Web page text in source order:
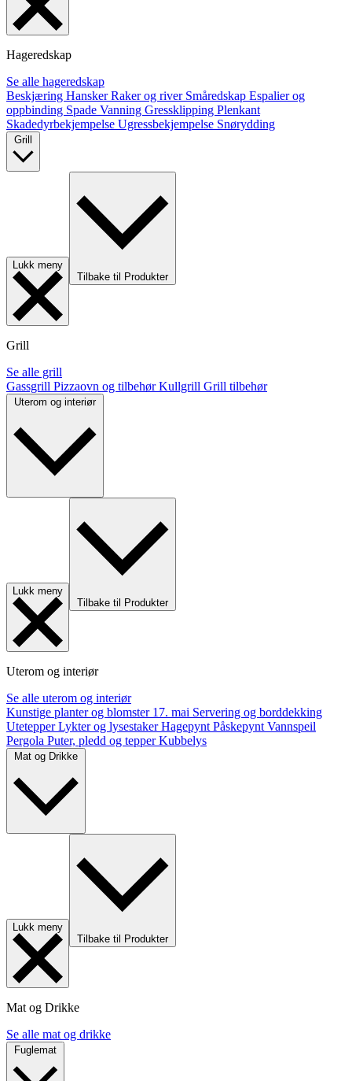
Hageredskap
Se alle hageredskap
Beskjæring HanskerRaker og river Småredskap Espalier og
oppbinding Spade Vanning Gressklipping Plenkant
Skadedyrbekjempelse Ugressbekjempelse Snørydding
Lukk meny
Tilbake til Produkter
Grill
Se alle grill
Gassgrill Pizzaovn og tilbehørKullgrill Grill tilbehør
Uterom og interiør
Lukk meny
Tilbake til Produkter
Uterom og interiør
Se alle uterom og interiør
Kunstige planter og blomster 17. mai Servering og borddekking
UtetepperLykter og lysestakerHagepynt Påskepynt Vannspeil
Pergola Puter, pledd og tepperKubbelys
Lukk meny
Tilbake til Produkter
Mat og Drikke
Se alle mat og drikke